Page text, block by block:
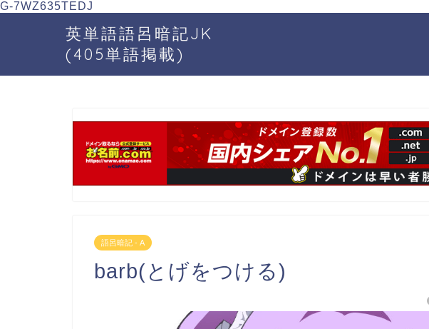
G-7WZ635TEDJ
英単語語呂暗記JK
(405単語掲載)
語呂暗記 - A
barb(とげをつける)